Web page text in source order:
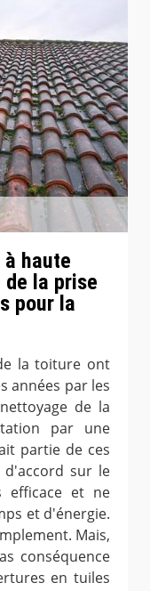
haute
la prise
pour la
la toiture ont
années par les
de la
par une
partie de ces
d'accord sur le
efficace et ne
et d'énergie.
Mais,
conséquence
en tuiles